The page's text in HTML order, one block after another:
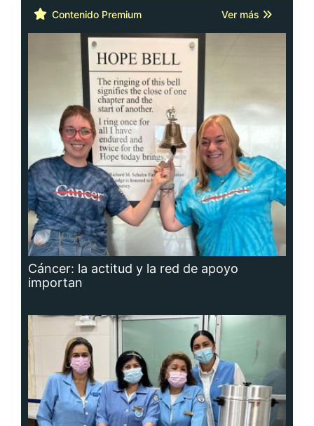
Contenido Premium Ver más
Cáncer: la actitud y la red de apoyo
importan